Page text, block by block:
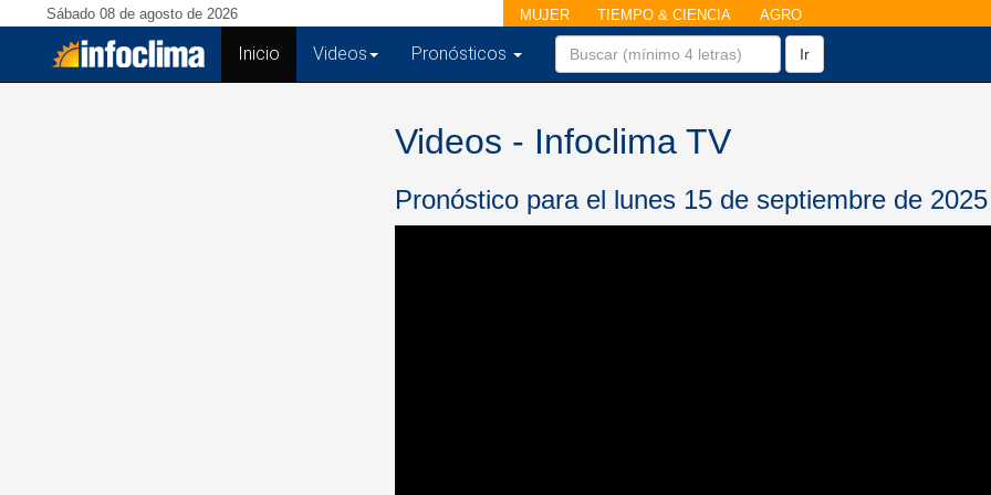
Sábado 08 de agosto de 2026 MUJER TIEMPO & CIENCIA AGRO
Inicio (current)
Videos Pronósticos Ir
Videos - Infoclima TV
Pronóstico para el lunes 15 de septiembre de 2025